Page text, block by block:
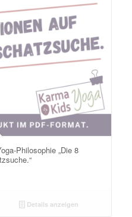
Philosophie „Die 8
Details anzeigen